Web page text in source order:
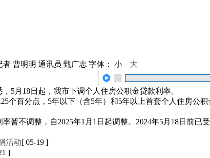
者 曹明明 通讯员 甄广志 字体： 小 大
5月18日起，我市下调个人住房公积金贷款利率。
个百分点，5年以下（含5年）和5年以上首套个人住房公
暂不调整，自2025年1月1日起调整。2024年5月18日前
活动[ 05-19 ]
]